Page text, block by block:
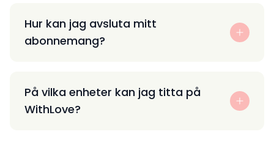
Hur kan jag avsluta mitt
abonnemang?
På vilka enheter kan jag titta på
WithLove?